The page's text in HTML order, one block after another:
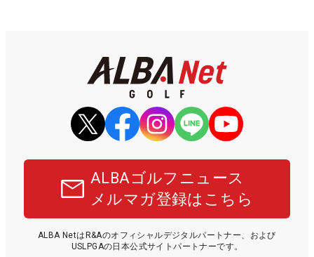
ALBAゴルフニュース
メルマガ登録はこちら
ALBA NetはR&Aのオフィシャルデジタルパートナー、および
USLPGAの日本公式サイトパートナーです。